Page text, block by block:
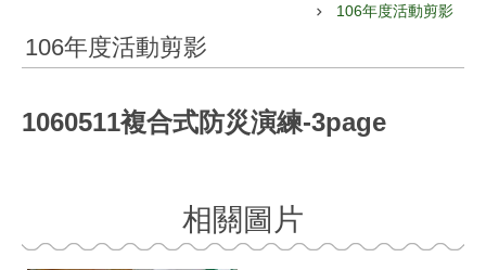
106年度活動剪影
106年度活動剪影
1060511複合式防災演練-3page
相關圖片